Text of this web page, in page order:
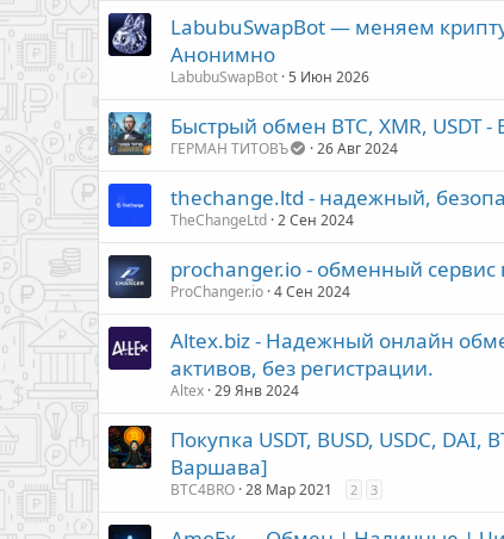
LabubuSwapBot — меняем
Анонимно
LabubuSwapBot 5 Июн 2026
Быстрый обмен BTC, XMR, USDT -
ГЕРМАН ТИТОВЪ 26 Авг 2024
thechange.ltd - надежный,
TheChangeLtd 2 Сен 2024
prochanger.io - обменный
ProChanger.io 4 Сен 2024
Altex.biz - Надежный онлайн
активов, без регистрации.
Altex 29 Янв 2024
Покупка USDT, BUSD, USDC,
Варшава]
BTC4BRO 28 Мар 2021 2 3